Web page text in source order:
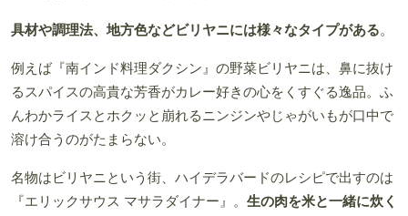
具材や調理法、地方色などビリヤニには様々なタイプがある。
例えば『南インド料理ダクシン』の野菜ビリヤニは、鼻に抜け
るスパイスの高貴な芳香がカレー好きの心をくすぐる逸品。ふ
んわかライスとホクッと崩れるニンジンやじゃがいもが口中で
溶け合うのがたまらない。
名物はビリヤニという街、ハイデラバードのレシピで出すのは
『エリックサウス マサラダイナー』。 生の肉を米と一緒に炊く